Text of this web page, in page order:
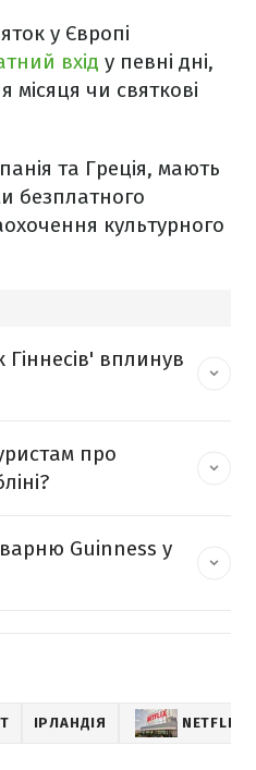
у Європі
вхід у певні дні,
місяця чи святкові
та Греція, мають
безплатного
культурного
Гіннесів' вплинув
про
Guinness у
ІРЛАНДІЯ NETFLIX